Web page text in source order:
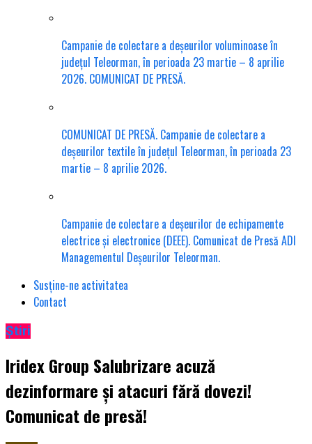
Campanie de colectare a deșeurilor voluminoase în
județul Teleorman, în perioada 23 martie – 8 aprilie
2026. COMUNICAT DE PRESĂ.
COMUNICAT DE PRESĂ. Campanie de colectare a
deșeurilor textile în județul Teleorman, în perioada 23
martie – 8 aprilie 2026.
Campanie de colectare a deșeurilor de echipamente
electrice și electronice (DEEE). Comunicat de Presă ADI
Managementul Deșeurilor Teleorman.
Susține-ne activitatea
Contact
Știri
Iridex Group Salubrizare acuză
dezinformare și atacuri fără dovezi!
Comunicat de presă!